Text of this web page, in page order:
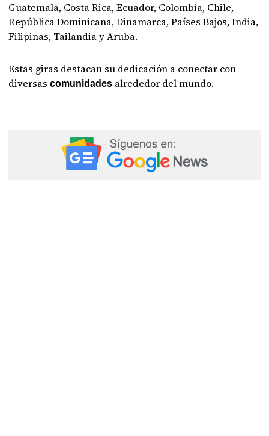
Guatemala, Costa Rica, Ecuador, Colombia, Chile,
República Dominicana, Dinamarca, Países Bajos, India,
Filipinas, Tailandia y Aruba.
Estas giras destacan su dedicación a conectar con
diversascomunidades alrededor del mundo.